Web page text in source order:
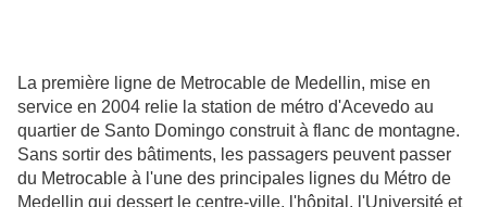
La première ligne de Metrocable de Medellin, mise en
service en 2004 relie la station de métro d'Acevedo au
quartier de Santo Domingo construit à flanc de montagne.
Sans sortir des bâtiments, les passagers peuvent passer
du Metrocable à l'une des principales lignes du Métro de
Medellin qui dessert le centre-ville, l'hôpital, l'Université et